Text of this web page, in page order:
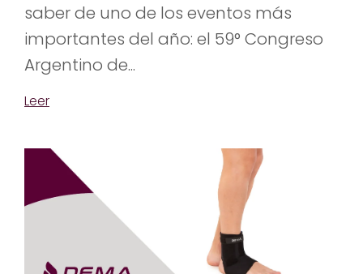
saber de uno de los eventos más
importantes del año: el 59° Congreso
Argentino de...
Leer